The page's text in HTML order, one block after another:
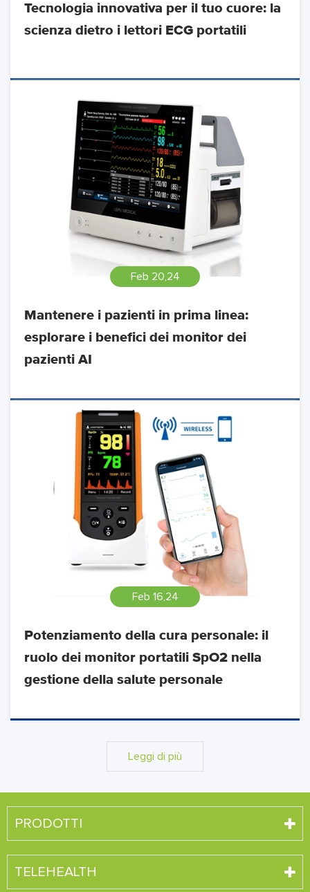
Tecnologia innovativa per il tuo cuore: la
scienza dietro i lettori ECG portatili
Feb 20,24
Mantenere i pazienti in prima linea:
esplorare i benefici dei monitor dei
pazienti AI
Feb 16,24
Potenziamento della cura personale: il
ruolo dei monitor portatili SpO2 nella
gestione della salute personale
Leggi di più
PRODOTTI
TELEHEALTH